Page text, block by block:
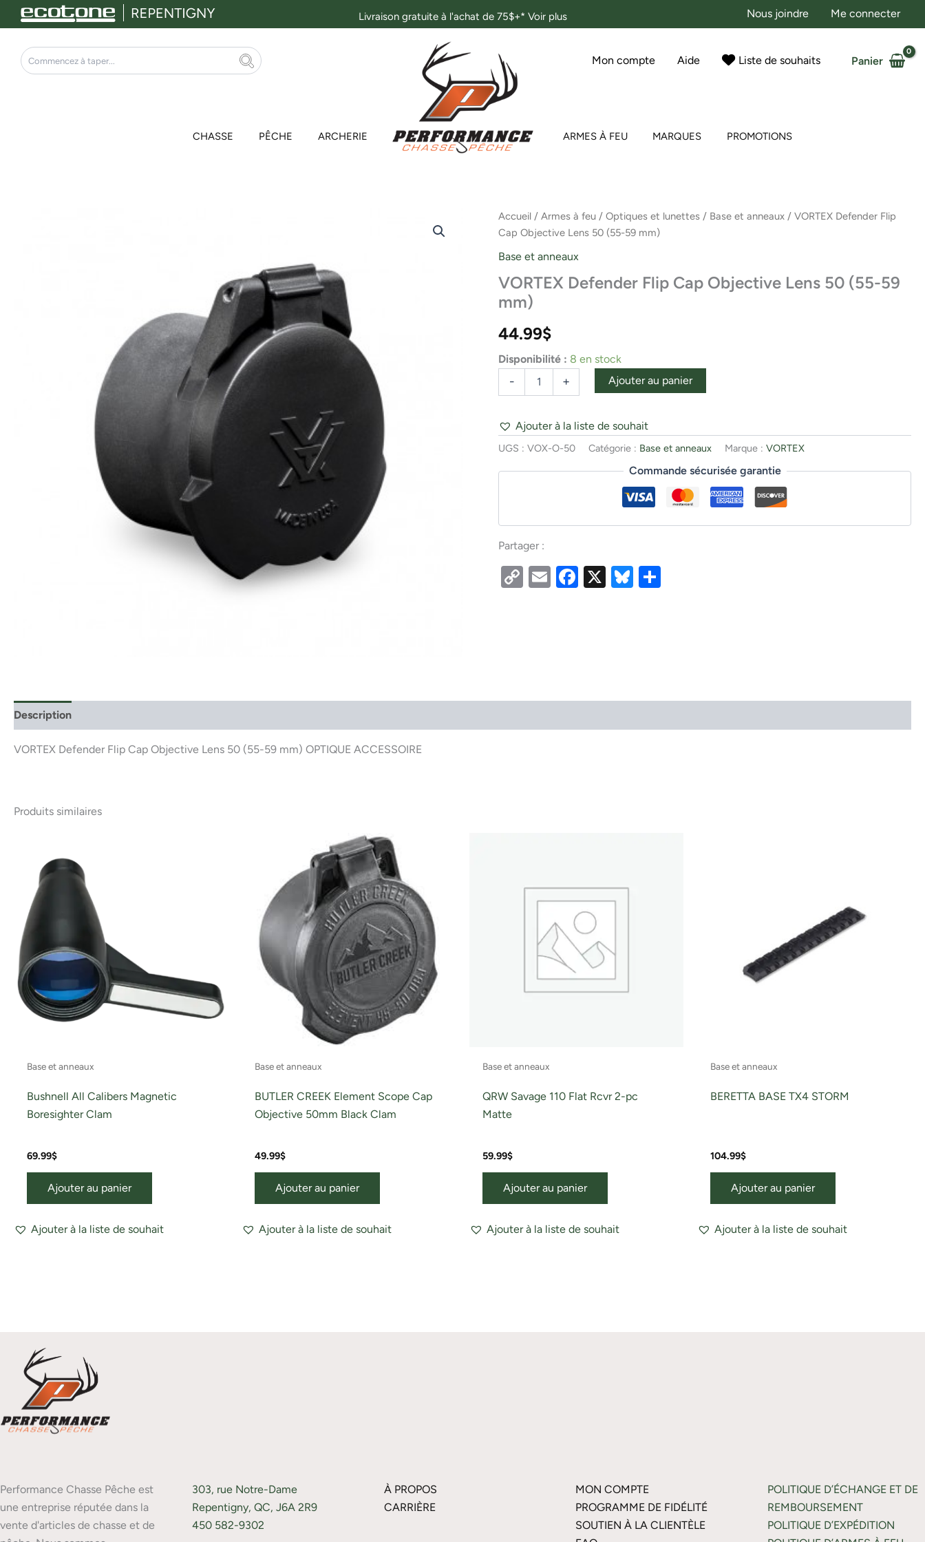
Aller
au
contenu
Livraison gratuite à l'achat de 75$+* Voir plus Nous joindre Me connecter
Rechercher
Mon compte Aide Liste de souhaits Panier
CHASSE PÊCHE ARCHERIE ARMES À FEU MARQUES PROMOTIONS
Accueil /Armes à feu /Optiques et lunettes / Base et anneaux / VORTEX Defender Flip
Cap Objective Lens 50 (55-59 mm)
Base et anneaux
VORTEX Defender Flip Cap Objective Lens 50 (55-59
mm)
44.99$
Disponibilité : 8 en stock
-
quantité
de
VORTEX
Defender
Cap
Objective
Lens
(55-
mm)
+ Ajouter au panier
Ajouter à la liste de souhait
UGS :VOX-O-50 Catégorie : Base et anneaux Marque :VORTEX
Commande sécurisée garantie
Partager :
CopyEmailFacebook
X Bluesky
Description
VORTEX Defender Flip Cap Objective Lens 50 (55-59 mm) OPTIQUE ACCESSOIRE
Produits similaires
Base et anneaux
Bushnell All Calibers Magnetic
Boresighter Clam
69.99$
Ajouter au panier
Ajouter à la liste de souhait
Base et anneaux
BUTLER CREEK Element Scope Cap
Objective 50mm Black Clam
49.99$
Ajouter au panier
Ajouter à la liste de souhait
Base et anneaux
QRW Savage 110 Flat Rcvr 2-pc
Matte
59.99$
Ajouter au panier
Ajouter à la liste de souhait
Base et anneaux
BERETTA BASE TX4 STORM
104.99$
Ajouter au panier
Ajouter à la liste de souhait
Performance Chasse Pêche est
une entreprise réputée dans la
vente d'articles de chasse et de
303, rue Notre-Dame
Repentigny, QC, J6A 2R9
450 582-9302
À PROPOS
CARRIÈRE
MON COMPTE
PROGRAMME DE FIDÉLITÉ
SOUTIEN À LA CLIENTÈLE
POLITIQUE D’ÉCHANGE ET DE
REMBOURSEMENT
POLITIQUE D’EXPÉDITION